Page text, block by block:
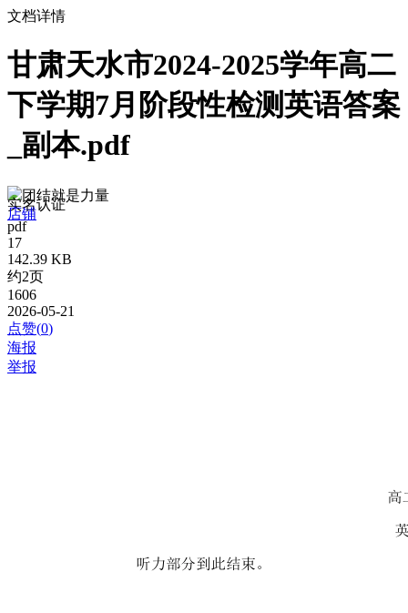
文档详情
甘肃天水市2024-2025学年高二
下学期7月阶段性检测英语答案
_副本.pdf
团结就是力量
实名认证
店铺
pdf
17
142.39 KB
约2页
1606
2026-05-21
点赞(0)
海报
举报